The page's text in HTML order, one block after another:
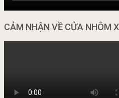
CẢM NHẬN VỀ CỬA NHÔM